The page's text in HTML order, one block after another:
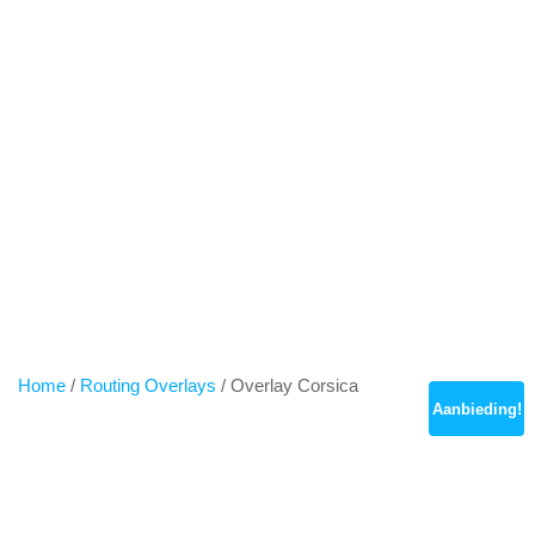
Home / Routing Overlays / Overlay Corsica
Aanbieding!